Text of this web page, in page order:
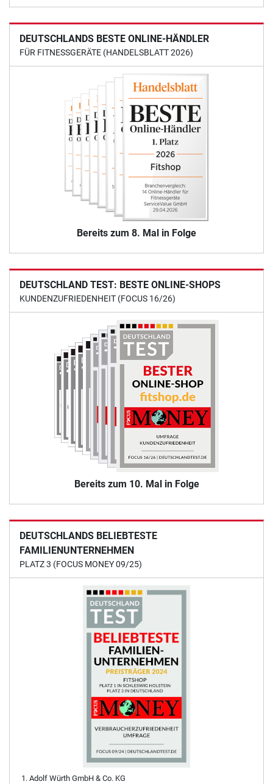
DEUTSCHLANDS BESTE ONLINE-HÄNDLER
FÜR FITNESSGERÄTE (HANDELSBLATT 2026)
Bereits zum 8. Mal in Folge
DEUTSCHLAND TEST: BESTE ONLINE-SHOPS
KUNDENZUFRIEDENHEIT (FOCUS 16/26)
Bereits zum 10. Mal in Folge
DEUTSCHLANDS BELIEBTESTE
FAMILIENUNTERNEHMEN
PLATZ 3 (FOCUS MONEY 09/25)
Adolf Würth GmbH & Co. KG